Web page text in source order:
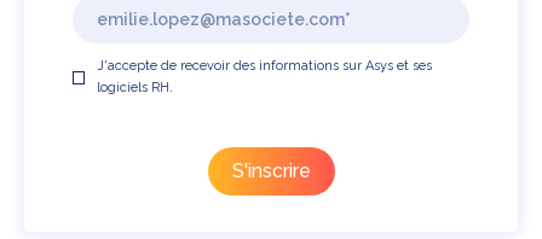
J'accepte de recevoir des informations sur Asys et ses
logiciels RH.